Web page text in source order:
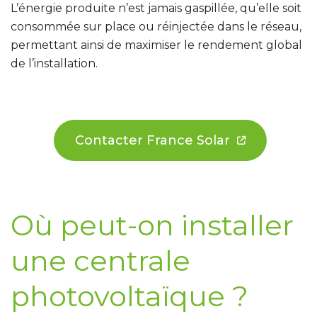
L’énergie produite n’est jamais gaspillée, qu’elle soit
consommée sur place ou réinjectée dans le réseau,
permettant ainsi de maximiser le rendement global
de l’installation.
Contacter France Solar
Où peut-on installer
une centrale
photovoltaïque ?